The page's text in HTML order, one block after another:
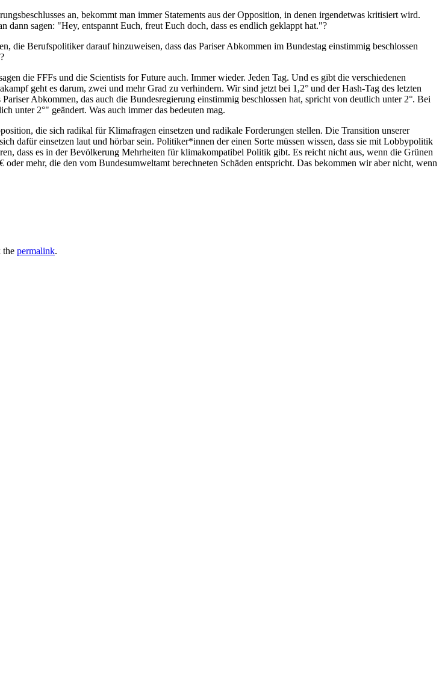
an, bekommt man immer Statements aus der Opposition, in denen irgendetwas kritisiert wird.
dann sagen:
Hey, entspannt Euch, freut Euch doch, dass es endlich geklappt hat. ?
die Berufspolitiker darauf hinzuweisen, dass das Pariser Abkommen im Bundestag einstimmig beschlossen
die FFFs und die Scientists for Future auch. Immer wieder. Jeden Tag. Und es gibt die verschiedenen
geht es darum, zwei und mehr Grad zu verhindern. Wir sind jetzt bei 1,2° und der Hash-Tag des letzten
Abkommen, das auch die Bundesregierung einstimmig beschlossen hat, spricht von deutlich unter 2°. Bei
unter 2°
geändert. Was auch immer das bedeuten mag.
die sich radikal für Klimafragen einsetzen und radikale Forderungen stellen. Die Transition unserer
dafür einsetzen laut und hörbar sein. Politiker*innen der einen Sorte müssen wissen, dass sie mit Lobbypolitik
dass es in der Bevölkerung Mehrheiten für klimakompatibel Politik gibt. Es reicht nicht aus, wenn die Grünen
mehr, die den vom Bundesumweltamt berechneten Schäden entspricht. Das bekommen wir aber nicht, wenn
the permalink.